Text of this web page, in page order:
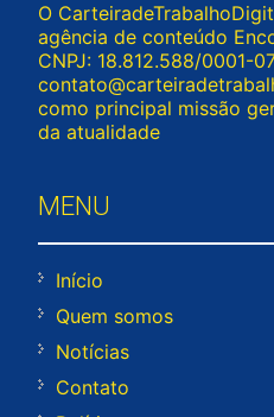
O
agência de conteúdo
CNPJ: 18.812.588/0001-
como principal missão
da atualidade
MENU
Início
Quem somos
Notícias
Contato